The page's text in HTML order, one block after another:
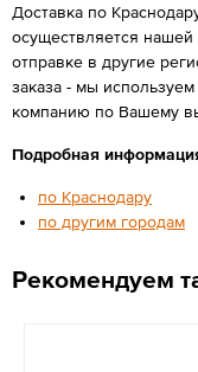
Доставка по
осуществляется
отправке в другие
заказа - мы
компанию по Вашему
Подробная
по Краснодару
по другим городам
Рекомендуем